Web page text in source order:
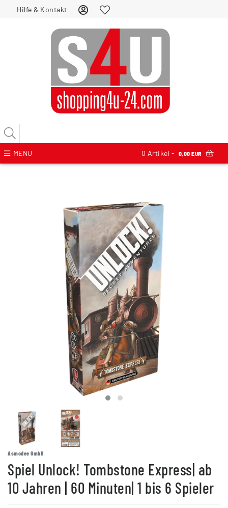
Hilfe & Kontakt
MENU 0 Artikel - 0,00 EUR
Asmodee GmbH
Spiel Unlock! Tombstone Express| ab
10 Jahren | 60 Minuten| 1 bis 6 Spieler